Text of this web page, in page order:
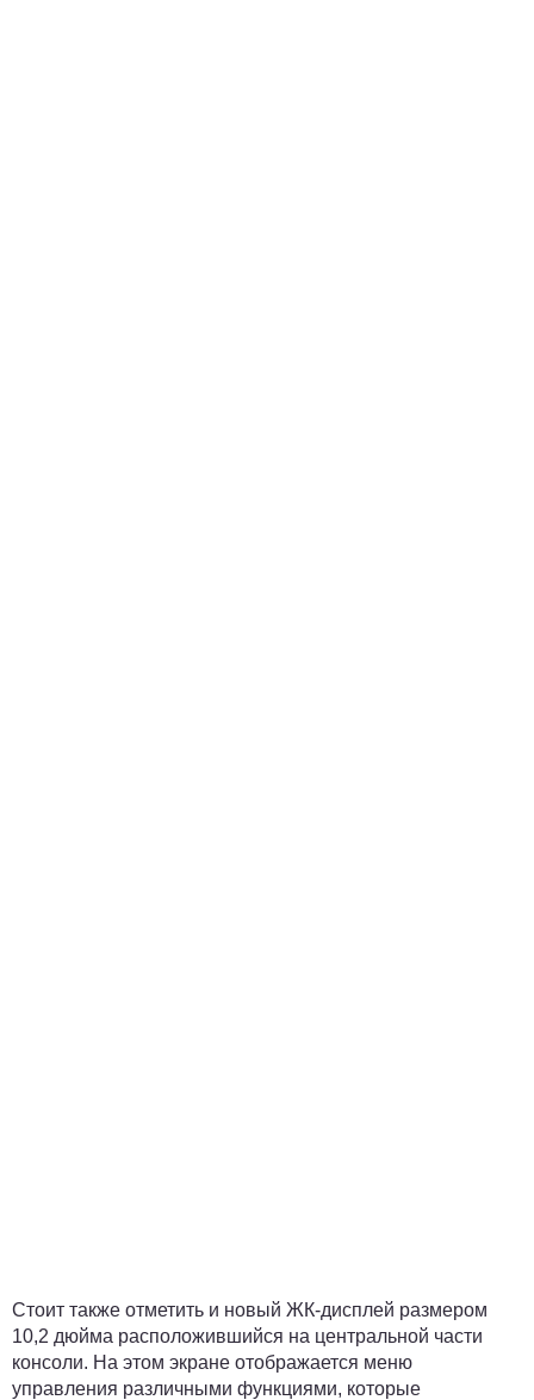
Стоит также отметить и новый ЖК-дисплей размером
10,2 дюйма расположившийся на центральной части
консоли. На этом экране отображается меню
управления различными функциями, которые